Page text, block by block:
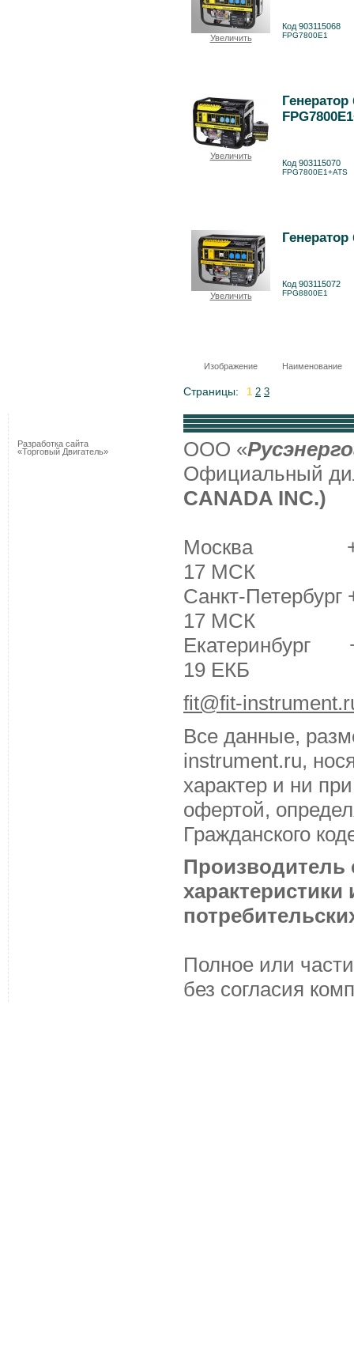
Увеличить
Код 903115068
FPG7800E1
Увеличить
Код 903115070
FPG7800E1+ATS
Увеличить
Код 903115072
FPG8800E1
Изображение Наименование
Страницы: 1 2 3
Разработка сайта
«Торговый Двигатель»
ООО «
Официальный
CANADA INC.)
Москва +7
17 МСК
Санкт-
17 МСК
Екатеринбург
19 ЕКБ
fit@fit-
Все данные,
instrument.ru,
характер и ни
офертой,
Гражданского
Производитель
Полное или
без согласия